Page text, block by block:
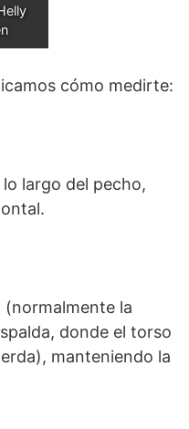
cómo medirte:
largo del pecho,
(normalmente la
donde el torso
manteniendo la